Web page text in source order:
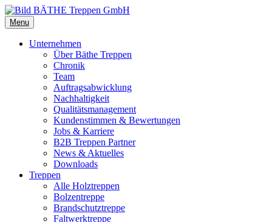
Menu
Unternehmen
Über Bäthe Treppen
Chronik
Team
Auftragsabwicklung
Nachhaltigkeit
Qualitätsmanagement
Kundenstimmen & Bewertungen
Jobs & Karriere
B2B Treppen Partner
News & Aktuelles
Downloads
Treppen
Alle Holztreppen
Bolzentreppe
Brandschutztreppe
Faltwerktreppe